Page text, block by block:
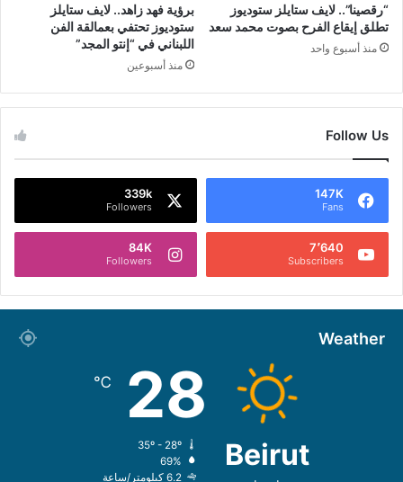
“رقصينا”.. لايف ستايلز ستوديوز
تطلق إيقاع الفرح بصوت محمد سعد
منذ أسبوع واحد
برؤية فهد زاهد.. لايف ستايلز
ستوديوز تحتفي بعمالقة الفن
اللبناني في “إنتو المجد”
منذ أسبوعين
Follow Us
147K
Fans
339k
Followers
7٬640
Subscribers
84K
Followers
Weather
Beirut
28
℃
69%
6.2 كيلومتر/ساعة